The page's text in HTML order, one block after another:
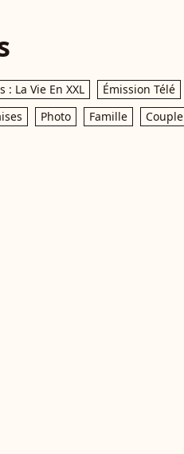
La Vie En XXL Émission Télé
Photo Famille Couple